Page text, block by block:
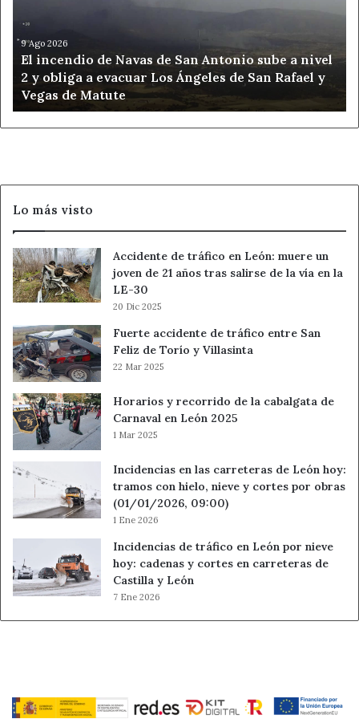
San
Antonio
sube
nivel
2
y
Ángeles
de
San
Rafael
y
Vegas
Matute
9 Ago 2026
El incendio de Navas de San Antonio sube a nivel
2 y obliga a evacuar Los Ángeles de San Rafael y
Vegas de Matute
Lo más visto
Accidente de tráfico en León: muere un
joven de 21 años tras salirse de la vía en la
LE-30
20 Dic 2025
Fuerte accidente de tráfico entre San
Feliz de Torío y Villasinta
22 Mar 2025
Horarios y recorrido de la cabalgata de
Carnaval en León 2025
1 Mar 2025
Incidencias en las carreteras de León hoy:
tramos con hielo, nieve y cortes por obras
(01/01/2026, 09:00)
1 Ene 2026
Incidencias de tráfico en León por nieve
hoy: cadenas y cortes en carreteras de
Castilla y León
7 Ene 2026